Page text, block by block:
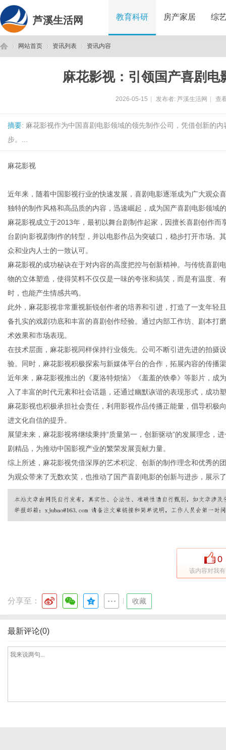
芦溪生活网 教育科研 房产家居 综
网站首页 资讯列表 资讯内容
麻花影视：引领国产喜剧
2026-05-15 发布者: 芦溪生活网 查
摘要: 麻花影视作为中国喜剧电影领域的领先制作公司，凭借创新的
步。...
麻花影视
近年来，随着中国影视行业的快速发展，喜剧电影逐渐成为广大观众
独特的制作风格和高品质的内容，迅速崛起，成为国产喜剧电影领域
麻花影视成立于2013年，最初以舞台剧制作起家，因擅长喜剧创作
台剧向影视剧制作的转型，并以电影作品为突破口，稳步打开市场。
众和业内人士的一致认可。
麻花影视的成功秘诀在于对内容的高度把控与创新精神。与传统喜剧
物的立体塑造，使得笑料不仅仅是一味的夸张和搞笑，而是有温度、
时，也能产生情感共鸣。
此外，麻花影视非常重视新锐创作者的培养和引进，打造了一支年轻
备扎实的戏剧功底和丰富的喜剧创作经验。通过内部工作坊、剧本打
术效果和市场表现。
在技术层面，麻花影视同样保持行业领先。公司不断引进先进的拍摄
验。同时，麻花影视积极探索与新媒体平台的合作，拓展内容的传播
近年来，麻花影视推出的《夏洛特烦恼》《羞羞的铁拳》等影片，成
入了丰富的时代元素和社会话题，还通过幽默诙谐的表现形式，成功
麻花影视也积极承担社会责任，利用影视作品传播正能量，倡导积极
进文化自信的提升。
展望未来，麻花影视将继续秉持“质量第一，创新驱动”的发展理念，
剧精品，为推动中国影视产业的繁荣发展贡献力量。
综上所述，麻花影视凭借深厚的艺术积淀、创新的制作理念和优秀的
为观众带来了无数欢笑，也推动了国产喜剧电影的创新与进步，展示
0
该内容对我
分享至： 收藏
最新评论(0)